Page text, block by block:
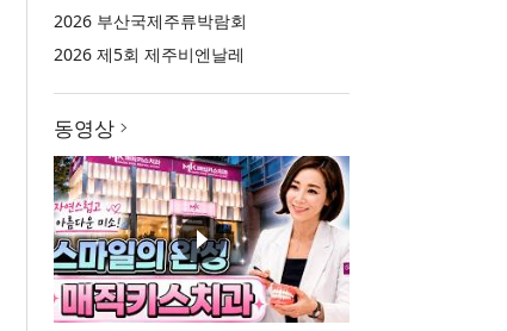
2026 부산국제주류박람회
2026 제5회 제주비엔날레
동영상